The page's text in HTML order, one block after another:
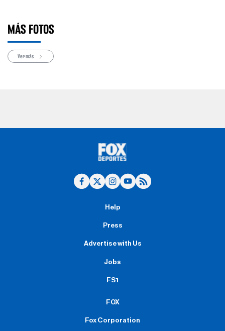
MÁS FOTOS
Ver más
Help
Press
Advertise with Us
Jobs
FS1
FOX
Fox Corporation